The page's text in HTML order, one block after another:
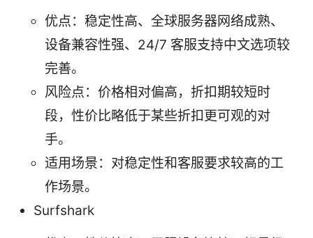
优点：稳定性高、全球服务器网络成熟、
设备兼容性强、24/7 客服支持中文选项较
完善。
风险点：价格相对偏高，折扣期较短时
段，性价比略低于某些折扣更可观的对
手。
适用场景：对稳定性和客服要求较高的工
作场景。
Surfshark